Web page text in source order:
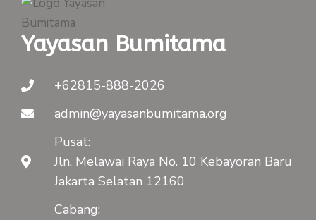
Yayasan Bumitama
+62815-888-2026
admin@yayasanbumitama.org
Pusat:
Jln. Melawai Raya No. 10 Kebayoran Baru
Jakarta Selatan 12160
Cabang: